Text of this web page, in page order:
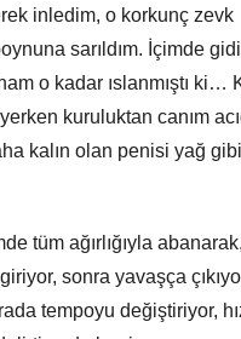
inledim, o korkunç zevk
sarıldım. İçimde
o kadar ıslanmıştı ki…
kuruluktan canım
kalın olan penisi yağ
tüm ağırlığıyla
sonra yavaşça
tempoyu değiştiriyor,